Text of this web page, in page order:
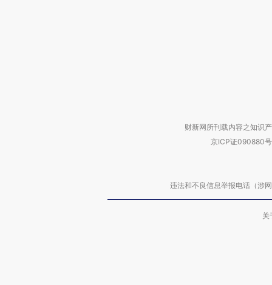
财新网所刊载内容之知识
京ICP证090880号
违法和不良信息举报电话（涉
关